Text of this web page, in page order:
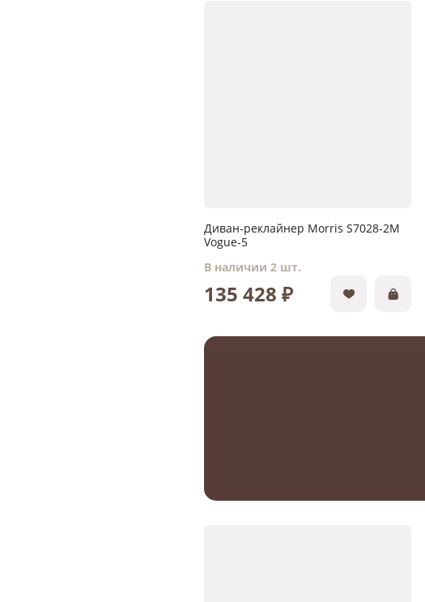
Диван-реклайнер Morris S7028-2M
Vogue-5
В наличии 2 шт.
135 428 ₽